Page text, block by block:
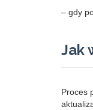
– gdy
Jak
Proces